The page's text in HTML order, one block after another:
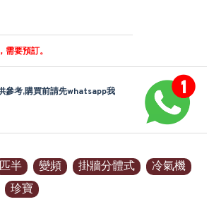
需要預訂。
參考,購買前請先whatsapp我
匹半 變頻 掛牆分體式
冷氣機
珍寶